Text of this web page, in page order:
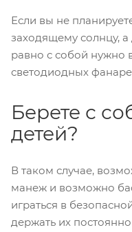
Если вы не
заходящему солнцу, а
равно с собой нужно
светодиодных
Берете с
детей?
В таком случае,
манеж и возможно
играться в
держать их